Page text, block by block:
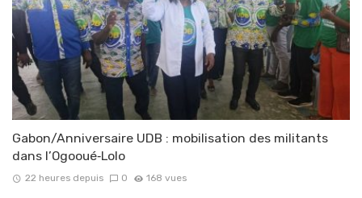
Gabon/Anniversaire UDB : mobilisation des militants
dans l’Ogooué‑Lolo
22 heures depuis 0 168 vues